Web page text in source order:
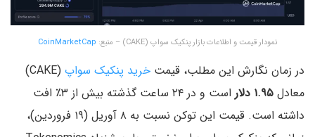
نمودار قیمت و اطلاعات بازار پنکیک سواپ (CAKE) – منبع: CoinMarketCap
در زمان نگارش این مطلب، قیمت خرید پنکیک سواپ
(CAKE)
معادل ۱.۹۵ دلار
است و در ۲۴ ساعت گذشته بیش از ۳٪ افت
داشته است. قیمت این توکن نسبت به ۸ آوریل (۱۹ فروردین)،